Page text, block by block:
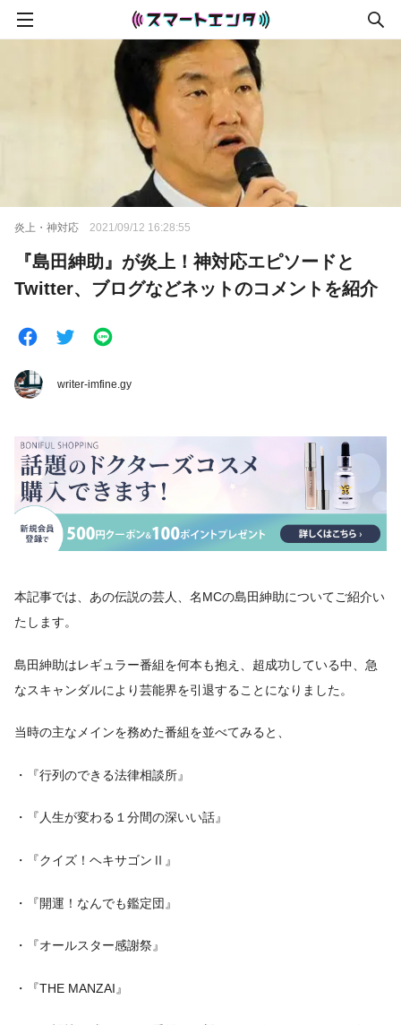
炎上・神対応 2021/09/12 16:28:55
『島田紳助』が炎上！神対応エピソードと
Twitter、ブログなどネットのコメントを紹介
writer-imfine.gy
本記事では、あの伝説の芸人、名MCの島田紳助についてご紹介い
たします。
島田紳助はレギュラー番組を何本も抱え、超成功している中、急
なスキャンダルにより芸能界を引退することになりました。
当時の主なメインを務めた番組を並べてみると、
・『行列のできる法律相談所』
・『人生が変わる１分間の深いい話』
・『クイズ！ヘキサゴンⅡ』
・『開運！なんでも鑑定団』
・『オールスター感謝祭』
・『THE MANZAI』